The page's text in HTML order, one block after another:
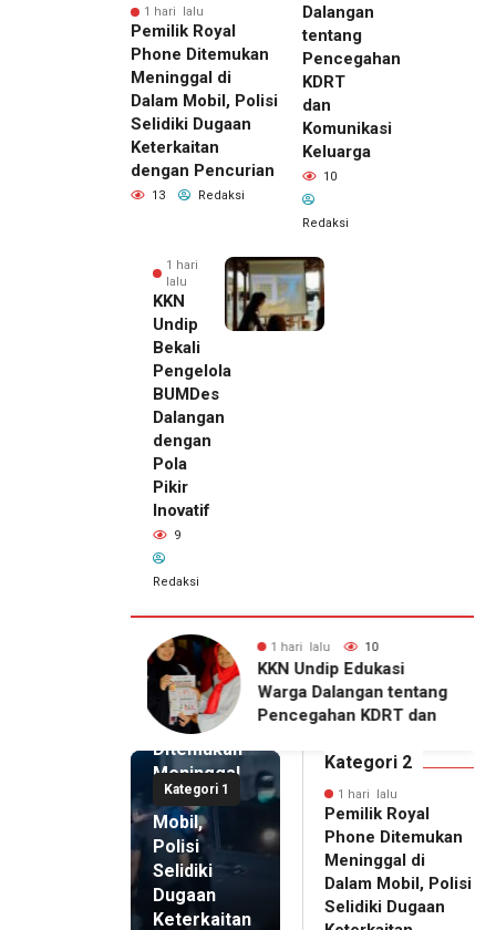
1 hari lalu
Pemilik Royal
Phone Ditemukan
Meninggal di
Dalam Mobil, Polisi
Selidiki Dugaan
Keterkaitan
dengan Pencurian
13 Redaksi
Dalangan
tentang
Pencegahan
KDRT
dan
Komunikasi
Keluarga
10
Redaksi
1 hari
lalu
KKN
Undip
Bekali
Pengelola
BUMDes
Dalangan
dengan
Pola
Pikir
Inovatif
9
Redaksi
1 hari lalu 9
KKN Undip Bekali
Pengelola BUMDes
Dalangan dengan Pola
Kategori 1
1 hari lalu
Pemilik
Royal
Phone
Ditemukan
Meninggal
di Dalam
Mobil,
Polisi
Selidiki
Dugaan
Keterkaitan
Kategori 2
1 hari lalu
Pemilik Royal
Phone Ditemukan
Meninggal di
Dalam Mobil, Polisi
Selidiki Dugaan